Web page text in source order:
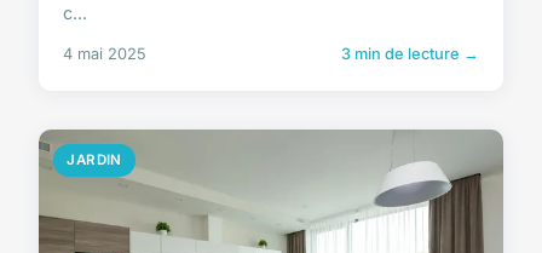
c...
4 mai 2025 3 min de lecture →
JARDIN